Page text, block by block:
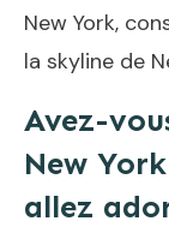
New York,
la skyline de
Avez-
New
allez